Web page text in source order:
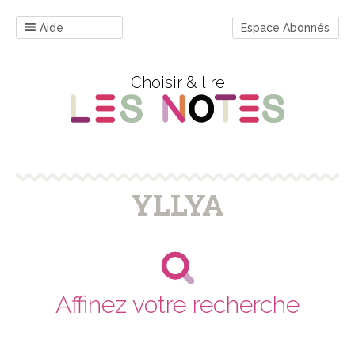
Aide Espace Abonnés
Choisir & lire
YLLYA
Affinez votre recherche